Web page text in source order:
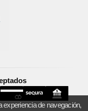
de navegación,